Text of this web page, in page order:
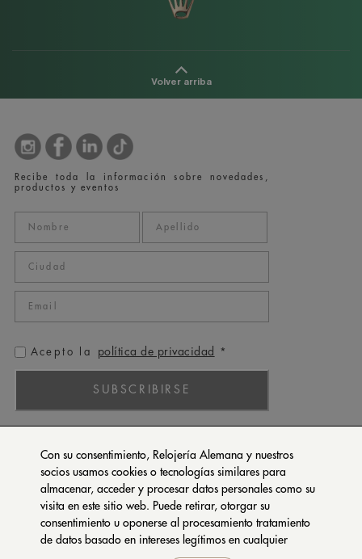
Con su consentimiento, Relojería Alemana y nuestros
socios usamos cookies o tecnologías similares para
almacenar, acceder y procesar datos personales como su
visita en este sitio web. Puede retirar, otorgar su
consentimiento u oponerse al procesamiento tratamiento
de datos basado en intereses legítimos en cualquier
Volver arriba
Recibe toda la información sobre novedades,
productos y eventos
Acepto la política de privacidad *
SUBSCRIBIRSE
PATEK PHILIPPE
TUDOR
SETENTA Y NUEVE